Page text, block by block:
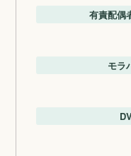
有責配偶
モラ